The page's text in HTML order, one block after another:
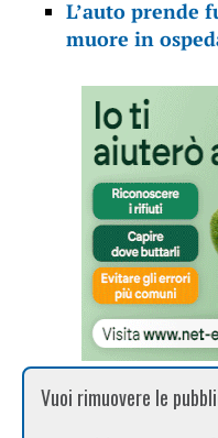
L’auto prende
muore in
Vuoi rimuovere le